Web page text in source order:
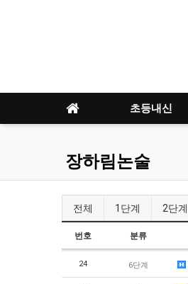
초등내신
장하림논술
전체 1단계 2단계
번호 분류
24 6단계